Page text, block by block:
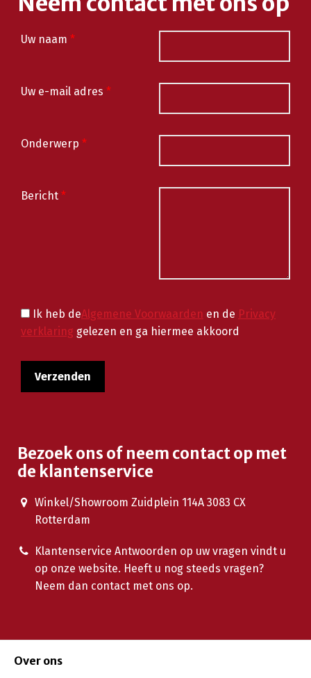
Uw naam *
Uw e-mail adres *
Onderwerp *
Bericht *
Ik heb deAlgemene Voorwaarden en de Privacy
verklaring gelezen en ga hiermee akkoord
Bezoek ons of neem contact op met
de klantenservice
Winkel/Showroom Zuidplein 114A 3083 CX
Rotterdam
Klantenservice Antwoorden op uw vragen vindt u
op onze website. Heeft u nog steeds vragen?
Neem dan contact met ons op.
Over ons